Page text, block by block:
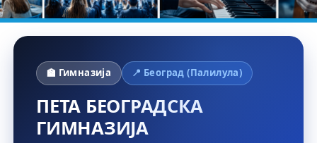
🏫 Гимназија 📍 Београд (Палилула)
ПЕТА БЕОГРАДСКА
ГИМНАЗИЈА